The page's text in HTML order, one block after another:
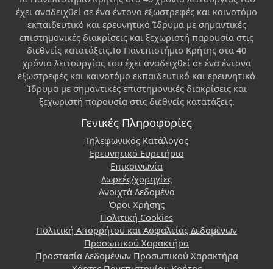
έχει αναδειχθεί σε ένα έντονα εξωστρεφές και καινοτόμο
εκπαιδευτικό και ερευνητικό Ίδρυμα με σημαντικές
επιστημονικές διακρίσεις και ξεχωριστή παρουσία στις
διεθνείς κατατάξεις.Το Πανεπιστήμιο Κρήτης στα 40
χρόνια λειτουργίας του έχει αναδειχθεί σε ένα έντονα
εξωστρεφές και καινοτόμο εκπαιδευτικό και ερευνητικό
Ίδρυμα με σημαντικές επιστημονικές διακρίσεις και
ξεχωριστή παρουσία στις διεθνείς κατατάξεις.
Γενικές Πληροφορίες
Τηλεφωνικός Κατάλογος
Ερευνητικό Ευρετήριο
Επικοινωνία
Δωρεές/χορηγίες
Ανοιχτά Δεδομένα
Όροι Χρήσης
Πολιτική Cookies
Πολιτική Απορρήτου και Ασφαλείας Δεδομένων
Προσωπικού Χαρακτήρα
Προστασία Δεδομένων Προσωπικού Χαρακτήρα